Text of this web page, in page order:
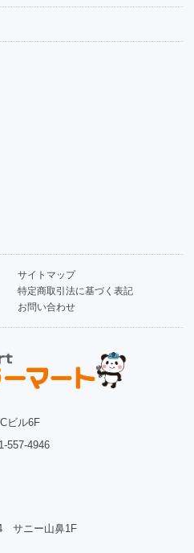
サイトマップ
特定商取引法に基づく表記
お問い合わせ
ビル6F
557-4946
サニー山鼻1F